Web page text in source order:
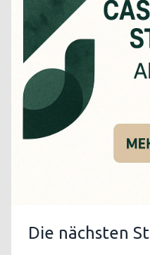
Die nächsten